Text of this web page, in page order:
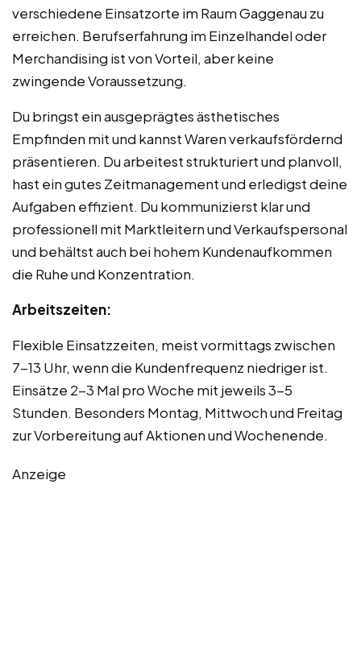
verschiedene Einsatzorte im Raum Gaggenau zu
erreichen. Berufserfahrung im Einzelhandel oder
Merchandising ist von Vorteil, aber keine
zwingende Voraussetzung.
Du bringst ein ausgeprägtes ästhetisches
Empfinden mit und kannst Waren verkaufsfördernd
präsentieren. Du arbeitest strukturiert und planvoll,
hast ein gutes Zeitmanagement und erledigst deine
Aufgaben effizient. Du kommunizierst klar und
professionell mit Marktleitern und Verkaufspersonal
und behältst auch bei hohem Kundenaufkommen
die Ruhe und Konzentration.
Arbeitszeiten:
Flexible Einsatzzeiten, meist vormittags zwischen
7-13 Uhr, wenn die Kundenfrequenz niedriger ist.
Einsätze 2-3 Mal pro Woche mit jeweils 3-5
Stunden. Besonders Montag, Mittwoch und Freitag
zur Vorbereitung auf Aktionen und Wochenende.
Anzeige